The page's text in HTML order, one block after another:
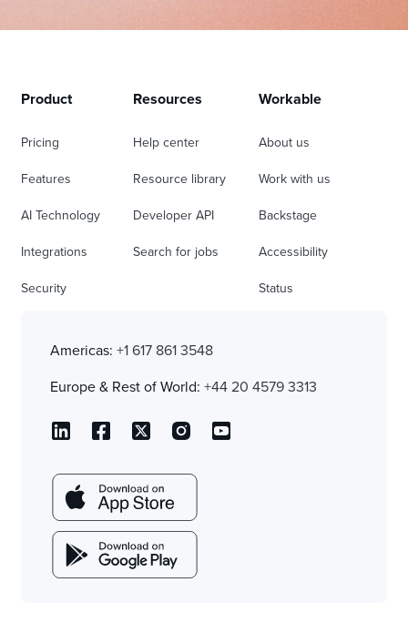
Product
Pricing
Features
AI Technology
Integrations
Security
Resources
Help center
Resource library
Developer API
Search for jobs
Workable
About us
Work with us
Backstage
Accessibility
Status
Americas: +1 617 861 3548
Europe & Rest of World: +44 20 4579 3313